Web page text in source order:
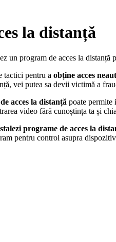
la distanță
un program de acces la distanță
tactici pentru a obține acces
vei putea sa devii victimă a
acces la distanță poate permite
video fără cunoștința ta și
programe de acces la
pentru control asupra